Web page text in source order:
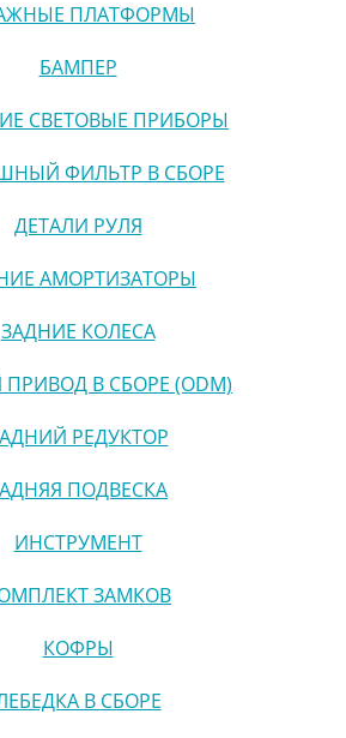
ПЛАТФОРМЫ
БАМПЕР
СВЕТОВЫЕ ПРИБОРЫ
ФИЛЬТР В СБОРЕ
ДЕТАЛИ РУЛЯ
АМОРТИЗАТОРЫ
ЗАДНИЕ КОЛЕСА
В СБОРЕ (ODM)
РЕДУКТОР
ПОДВЕСКА
ИНСТРУМЕНТ
ЗАМКОВ
КОФРЫ
В СБОРЕ